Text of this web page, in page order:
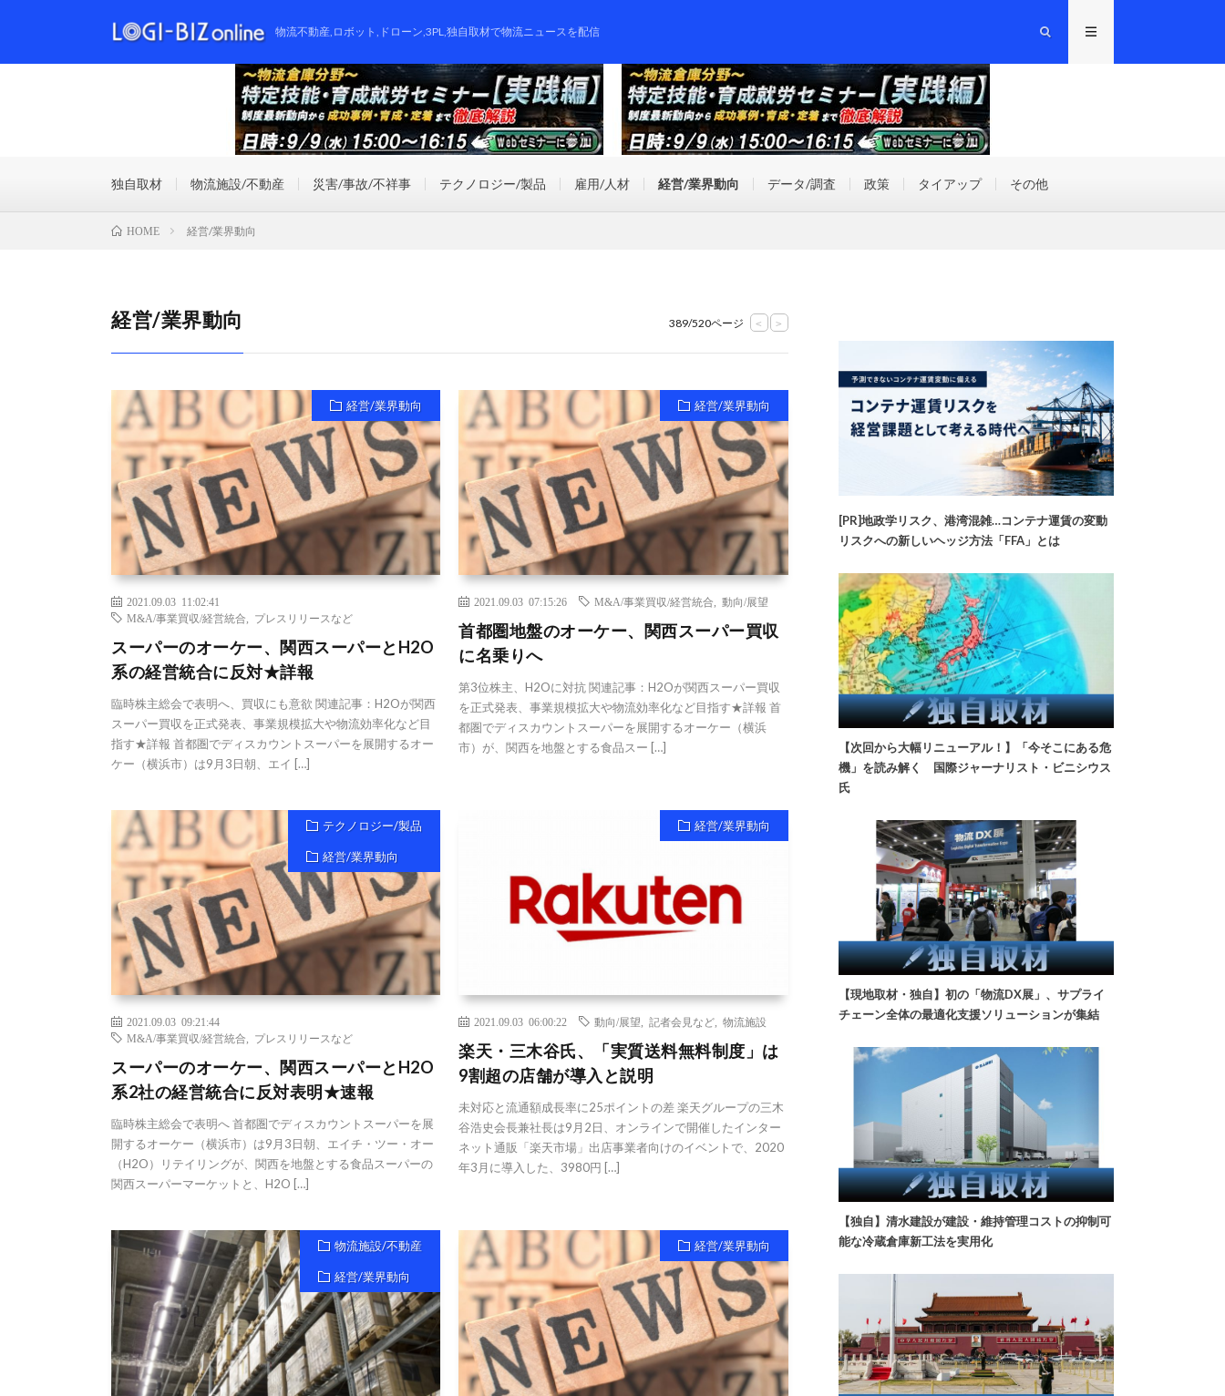
物流不動産,ロボット,ドローン,3PL,独自取材で物流ニュースを配信
独自取材 物流施設/不動産 災害/事故/不祥事 テクノロジー/製品 雇用/人材 経営/業界動向 データ/調査 政策 タイアップ その他
HOME 経営/業界動向
経営/業界動向 389/520ページ < >
経営/業界動向
2021.09.03 11:02:41
M&A/事業買収/経営統合
プレスリリースなど
スーパーのオーケー、関西スーパーとH2O
系の経営統合に反対★詳報
臨時株主総会で表明へ、買収にも意欲 関連記事：H2Oが関西
スーパー買収を正式発表、事業規模拡大や物流効率化など目
指す★詳報 首都圏でディスカウントスーパーを展開するオー
ケー（横浜市）は9月3日朝、エイ […]
経営/業界動向
2021.09.03 07:15:26 M&A/事業買収/経営統合 ,動向/展望
首都圏地盤のオーケー、関西スーパー買収
に名乗りへ
第3位株主、H2Oに対抗 関連記事：H2Oが関西スーパー買収
を正式発表、事業規模拡大や物流効率化など目指す★詳報 首
都圏でディスカウントスーパーを展開するオーケー（横浜
市）が、関西を地盤とする食品スー […]
テクノロジー/製品
経営/業界動向
2021.09.03 09:21:44
M&A/事業買収/経営統合
プレスリリースなど
スーパーのオーケー、関西スーパーとH2O
系2社の経営統合に反対表明★速報
臨時株主総会で表明へ 首都圏でディスカウントスーパーを展
開するオーケー（横浜市）は9月3日朝、エイチ・ツー・オー
（H2O）リテイリングが、関西を地盤とする食品スーパーの
関西スーパーマーケットと、H2O […]
経営/業界動向
2021.09.03 06:00:22 動向/展望 ,記者会見など ,物流施設
楽天・三木谷氏、「実質送料無料制度」は
9割超の店舗が導入と説明
未対応と流通額成長率に25ポイントの差 楽天グループの三木
谷浩史会長兼社長は9月2日、オンラインで開催したインター
ネット通販「楽天市場」出店事業者向けのイベントで、2020
年3月に導入した、3980円 […]
物流施設/不動産
経営/業界動向
経営/業界動向
[PR]地政学リスク、港湾混雑…コンテナ運賃の変動
リスクへの新しいヘッジ方法「FFA」とは
【次回から大幅リニューアル！】「今そこにある危
機」を読み解く 国際ジャーナリスト・ビニシウス
氏
【現地取材・独自】初の「物流DX展」、サプライ
チェーン全体の最適化支援ソリューションが集結
【独自】清水建設が建設・維持管理コストの抑制可
能な冷蔵倉庫新工法を実用化